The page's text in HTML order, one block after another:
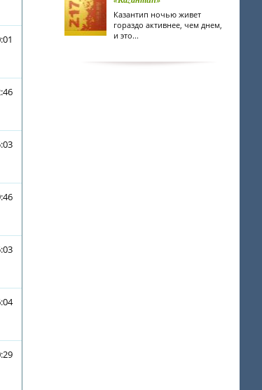
Казантип ночью живет
гораздо активнее, чем днем,
и это...